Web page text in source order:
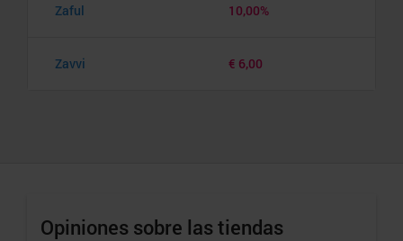
Zaful 10,00%
Zavvi € 6,00
Opiniones sobre las tiendas